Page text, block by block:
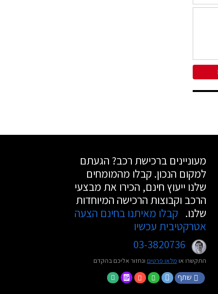
מעוניינים ברכישת רכב? הגעתם
למקום הנכון. קבלו מהמומחים
שלנו ייעוץ חינם, הכירו את מבצעי
הרכב וקבוצות הרכישה המיוחדות
שלנו. קבלו מאיתנו בחינם הצעה
אטרקטיבית עכשיו
03-3820736
התקשרו או מלאו פרטים ונחזור אליכם בהקדם
שתף